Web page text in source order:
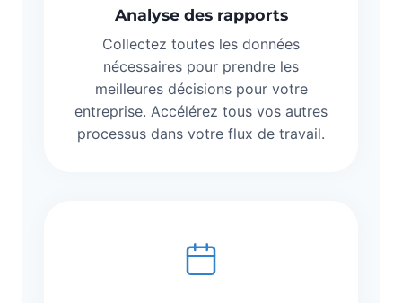
Analyse des rapports
Collectez toutes les données
nécessaires pour prendre les
meilleures décisions pour votre
entreprise. Accélérez tous vos autres
processus dans votre flux de travail.